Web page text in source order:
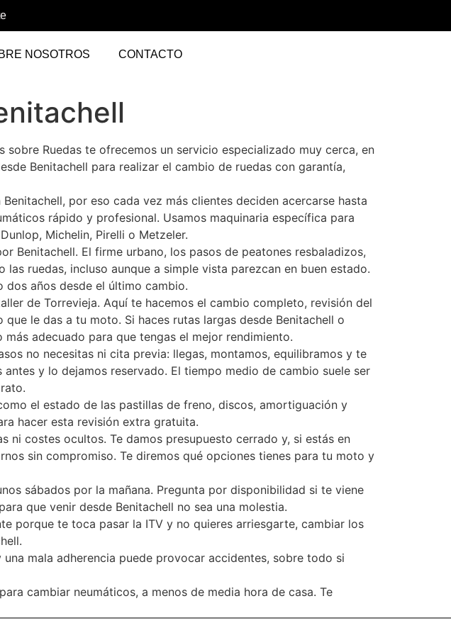
NOSOTROS CONTACTO
Ruedas te ofrecemos un servicio especializado muy cerca, en
Benitachell para realizar el cambio de ruedas con garantía,
por eso cada vez más clientes deciden acercarse hasta
rápido y profesional. Usamos maquinaria específica para
Michelin, Pirelli o Metzeler.
Benitachell. El firme urbano, los pasos de peatones resbaladizos,
ruedas, incluso aunque a simple vista parezcan en buen estado.
dos años desde el último cambio.
de Torrevieja. Aquí te hacemos el cambio completo, revisión del
le das a tu moto. Si haces rutas largas desde Benitachell o
adecuado para que tengas el mejor rendimiento.
no necesitas ni cita previa: llegas, montamos, equilibramos y te
y lo dejamos reservado. El tiempo medio de cambio suele ser
el estado de las pastillas de freno, discos, amortiguación y
hacer esta revisión extra gratuita.
costes ocultos. Te damos presupuesto cerrado y, si estás en
sin compromiso. Te diremos qué opciones tienes para tu moto y
sábados por la mañana. Pregunta por disponibilidad si te viene
que venir desde Benitachell no sea una molestia.
porque te toca pasar la ITV y no quieres arriesgarte, cambiar los
mala adherencia puede provocar accidentes, sobre todo si
cambiar neumáticos, a menos de media hora de casa. Te